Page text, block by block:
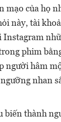
mạo của họ
này, tài
Instagram
phim
người hâm
nhan
biến thành